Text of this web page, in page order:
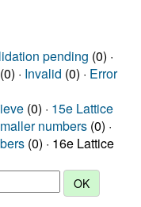
pending (0) ·
(0) · Invalid (0) · Error
(0) · 15e Lattice
numbers (0) ·
(0) · 16e Lattice